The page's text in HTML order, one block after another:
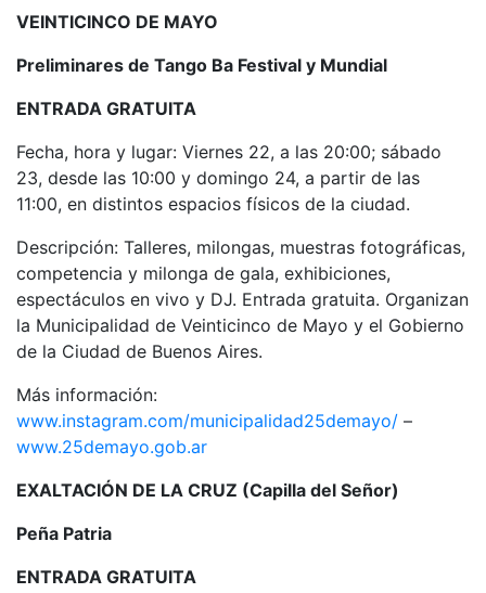
VEINTICINCO DE MAYO
Preliminares de Tango Ba Festival y Mundial
ENTRADA GRATUITA
Fecha, hora y lugar: Viernes 22, a las 20:00; sábado
23, desde las 10:00 y domingo 24, a partir de las
11:00, en distintos espacios físicos de la ciudad.
Descripción: Talleres, milongas, muestras fotográficas,
competencia y milonga de gala, exhibiciones,
espectáculos en vivo y DJ. Entrada gratuita. Organizan
la Municipalidad de Veinticinco de Mayo y el Gobierno
de la Ciudad de Buenos Aires.
Más información:
www.instagram.com/municipalidad25demayo/ –
www.25demayo.gob.ar
EXALTACIÓN DE LA CRUZ (Capilla del Señor)
Peña Patria
ENTRADA GRATUITA